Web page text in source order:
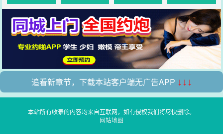
追看新章节，下载本站客户端无广告APP ↓↓↓
本站所有收录的内容均来自互联网，如有侵权我们将尽快删除。
网站地图